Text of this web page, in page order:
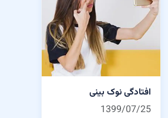
افتادگی نوک بینی
1399/07/25